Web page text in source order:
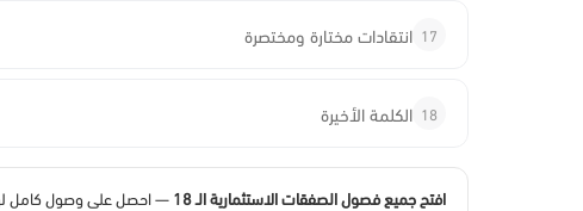
17 انتقادات مختارة ومختصرة
18 الكلمة الأخيرة
افتح جميع فصول الصفقات الاستثمارية الـ 18 — احصل على وصول كامل